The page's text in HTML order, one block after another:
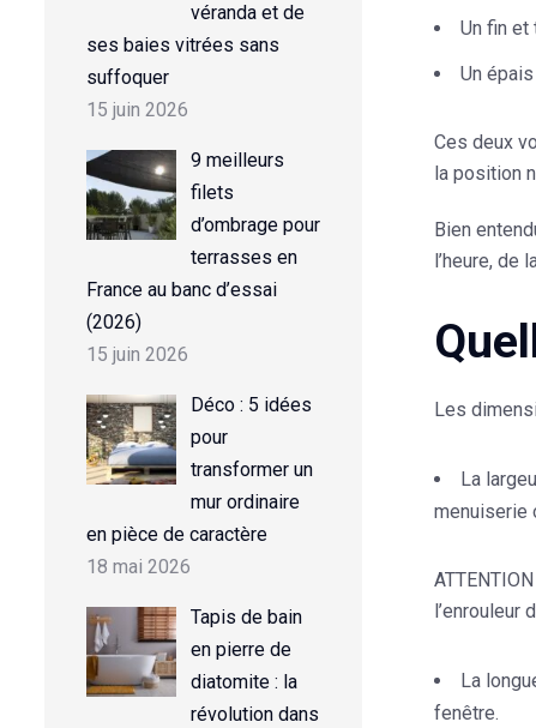
véranda et de
ses baies vitrées sans
suffoquer
15 juin 2026
9 meilleurs
filets
d’ombrage pour
terrasses en
France au banc d’essai
(2026)
15 juin 2026
Déco : 5 idées
pour
transformer un
mur ordinaire
en pièce de caractère
18 mai 2026
Tapis de bain
en pierre de
diatomite : la
révolution dans
Un fin et
Un
Ces deux
la position
Bien
l’heure, de
Les
La
menuiserie
ATTENTION
l’enrouleur
La
fenêtre.